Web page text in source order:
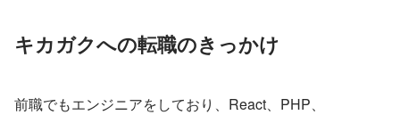
キカガクへの転職のきっかけ
前職でもエンジニアをしており、React、PHP、